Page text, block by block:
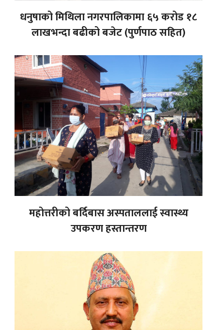
धनुषाको मिथिला नगरपालिकामा ६५ करोड १८
लाखभन्दा बढीको बजेट (पुर्णपाठ सहित)
महोत्तरीको बर्दिबास अस्पताललाई स्वास्थ्य
उपकरण हस्तान्तरण